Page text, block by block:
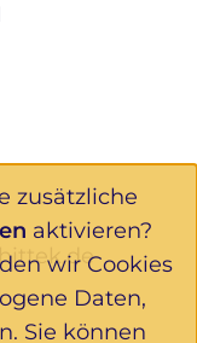
zusätzliche
aktivieren?
wir Cookies
Daten,
Sie können